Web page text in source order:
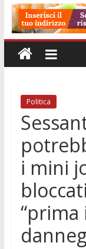
Notizie di Padova
gasolio e IA nei
Orto Botanico
Politica
i mini
“prima